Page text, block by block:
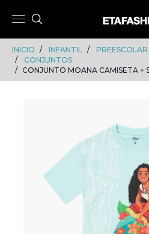
INICIO INFANTIL PREESCOLAR
CONJUNTOS
CONJUNTO MOANA CAMISETA +